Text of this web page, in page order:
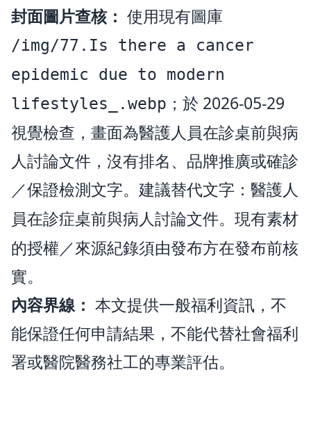
封面圖片查核： 使用現有圖庫
/img/77.Is there a cancer
epidemic due to modern
lifestyles_.webp ；於 2026-05-29
視覺檢查，畫面為醫護人員在診桌前與病
人討論文件，沒有排名、品牌推廣或確診
／保證檢測文字。建議替代文字： 醫護人
員在診症桌前與病人討論文件。現有素材
的授權／來源紀錄須由發布方在發布前核
實。
內容界線： 本文提供一般福利資訊，不
能保證任何申請結果，不能代替社會福利
署或醫院醫務社工的專業評估。